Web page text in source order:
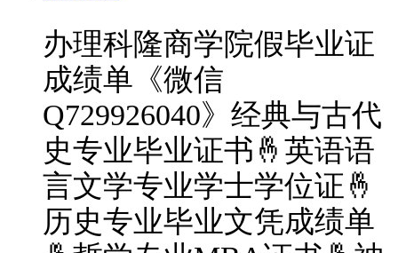
办理科隆商学院假毕业证
成绩单《微信
Q729926040》经典与古代
史专业毕业证书🤞英语语
言文学专业学士学位证🤞
历史专业毕业文凭成绩单